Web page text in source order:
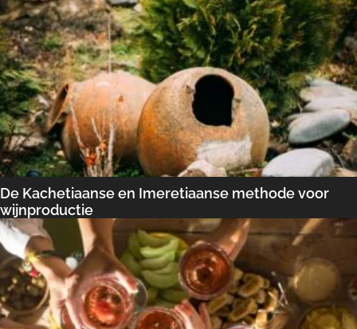
De Kachetiaanse en Imeretiaanse methode voor
wijnproductie